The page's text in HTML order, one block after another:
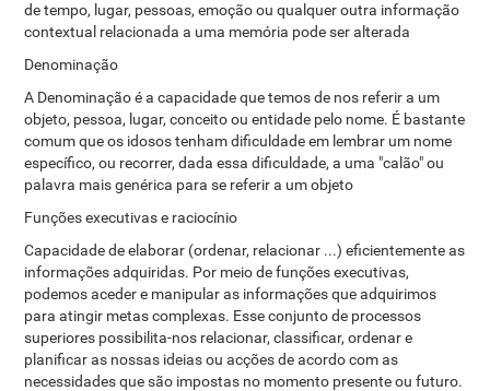
de tempo, lugar, pessoas, emoção ou qualquer outra informação
contextual relacionada a uma memória pode ser alterada
Denominação
A Denominação é a capacidade que temos de nos referir a um
objeto, pessoa, lugar, conceito ou entidade pelo nome. É bastante
comum que os idosos tenham dificuldade em lembrar um nome
específico, ou recorrer, dada essa dificuldade, a uma "calão" ou
palavra mais genérica para se referir a um objeto
Funções executivas e raciocínio
Capacidade de elaborar (ordenar, relacionar ...) eficientemente as
informações adquiridas. Por meio de funções executivas,
podemos aceder e manipular as informações que adquirimos
para atingir metas complexas. Esse conjunto de processos
superiores possibilita-nos relacionar, classificar, ordenar e
planificar as nossas ideias ou acções de acordo com as
necessidades que são impostas no momento presente ou futuro.